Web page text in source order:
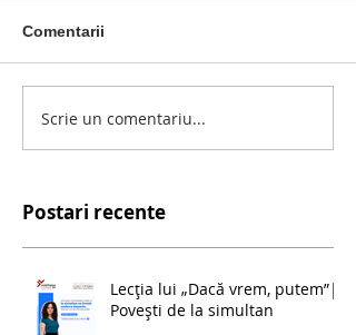
Comentarii
Scrie un comentariu...
Postari recente
Lecția lui „Dacă vrem, putem”|
Povești de la simultan